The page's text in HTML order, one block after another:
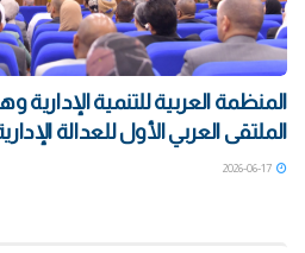
المنظمة العربية للتنمية الإدارية
الملتقى العربي الأول للعدالة